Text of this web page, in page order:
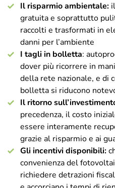
Il risparmio ambientale:
gratuita e soprattutto
raccolti e trasformati in
danni per l’ambiente
I tagli in bolletta:
dover più ricorrere in
della rete nazionale, e di
bolletta si riducono
Il ritorno
precedenza, il costo
essere interamente
grazie al risparmio e ai
Gli incentivi disponibili:
convenienza del
richiedere detrazioni